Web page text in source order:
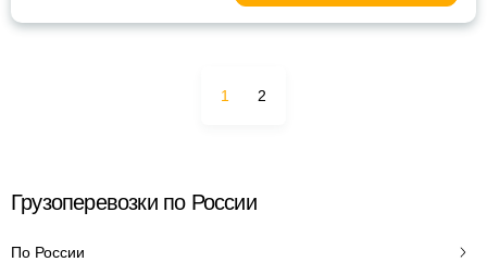
1 2
Грузоперевозки по России
По России